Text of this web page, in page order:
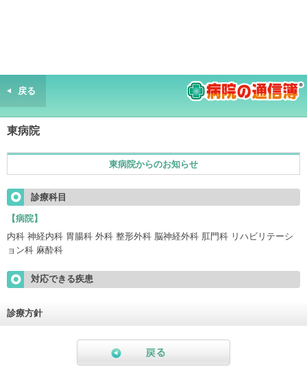
戻る
東病院
東病院からのお知らせ
診療科目
【病院】 
内科 神経内科 胃腸科 外科 整形外科 脳神経外科 肛門科 リハビリテーシ
ョン科 麻酔科
対応できる疾患
診療方針